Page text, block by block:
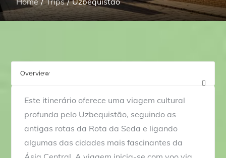
Overview
Este itinerário oferece uma viagem cultural
profunda pelo Uzbequistão, seguindo as
antigas rotas da Rota da Seda e ligando
algumas das cidades mais fascinantes da
F